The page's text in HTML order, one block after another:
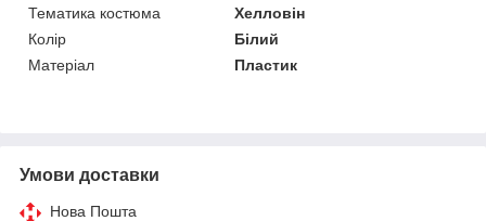
Тематика костюма
Хелловін
Колір
Білий
Матеріал
Пластик
Умови доставки
Нова Пошта